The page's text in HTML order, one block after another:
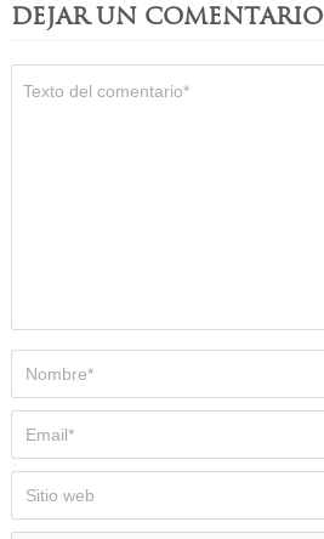
DEJAR UN COMENTARIO